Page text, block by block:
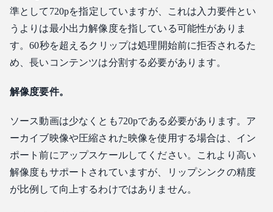
準として720pを指定していますが、これは入力要件とい
うよりは最小出力解像度を指している可能性がありま
す。60秒を超えるクリップは処理開始前に拒否されるた
め、長いコンテンツは分割する必要があります。
解像度要件。
ソース動画は少なくとも720pである必要があります。ア
ーカイブ映像や圧縮された映像を使用する場合は、イン
ポート前にアップスケールしてください。これより高い
解像度もサポートされていますが、リップシンクの精度
が比例して向上するわけではありません。